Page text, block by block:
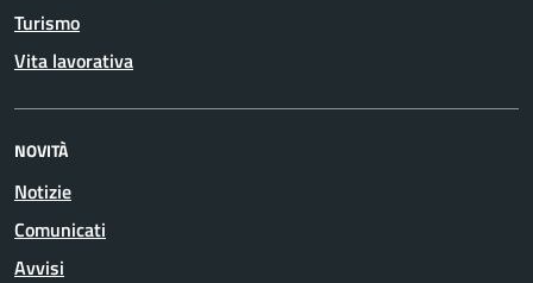
Turismo
Vita lavorativa
NOVITÀ
Notizie
Comunicati
Avvisi